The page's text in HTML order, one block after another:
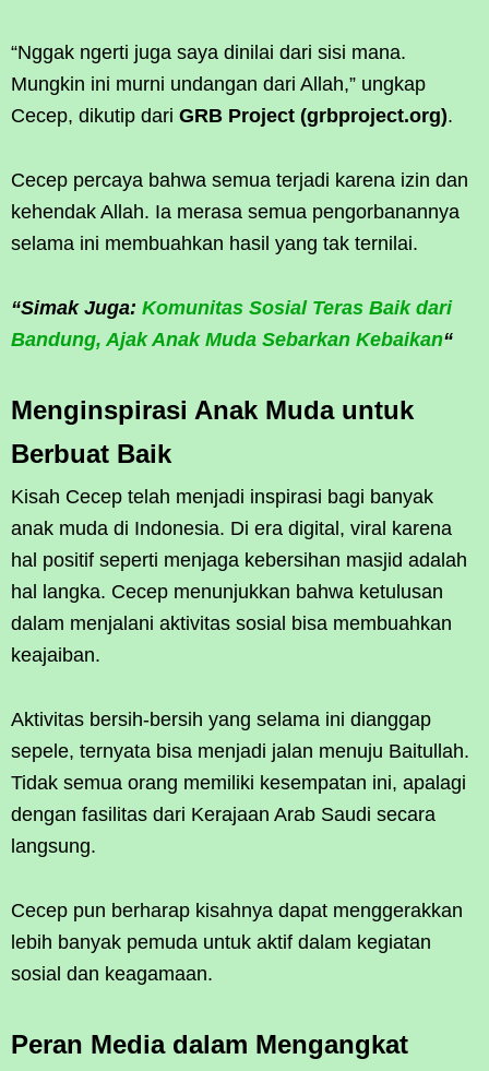
“Nggak ngerti juga saya dinilai dari sisi mana.
Mungkin ini murni undangan dari Allah,” ungkap
Cecep, dikutip dari GRB Project (grbproject.org).
Cecep percaya bahwa semua terjadi karena izin dan
kehendak Allah. Ia merasa semua pengorbanannya
selama ini membuahkan hasil yang tak ternilai.
“Simak Juga: Komunitas Sosial Teras Baik dari
Bandung, Ajak Anak Muda Sebarkan Kebaikan“
Menginspirasi Anak Muda untuk
Berbuat Baik
Kisah Cecep telah menjadi inspirasi bagi banyak
anak muda di Indonesia. Di era digital, viral karena
hal positif seperti menjaga kebersihan masjid adalah
hal langka. Cecep menunjukkan bahwa ketulusan
dalam menjalani aktivitas sosial bisa membuahkan
keajaiban.
Aktivitas bersih-bersih yang selama ini dianggap
sepele, ternyata bisa menjadi jalan menuju Baitullah.
Tidak semua orang memiliki kesempatan ini, apalagi
dengan fasilitas dari Kerajaan Arab Saudi secara
langsung.
Cecep pun berharap kisahnya dapat menggerakkan
lebih banyak pemuda untuk aktif dalam kegiatan
sosial dan keagamaan.
Peran Media dalam Mengangkat